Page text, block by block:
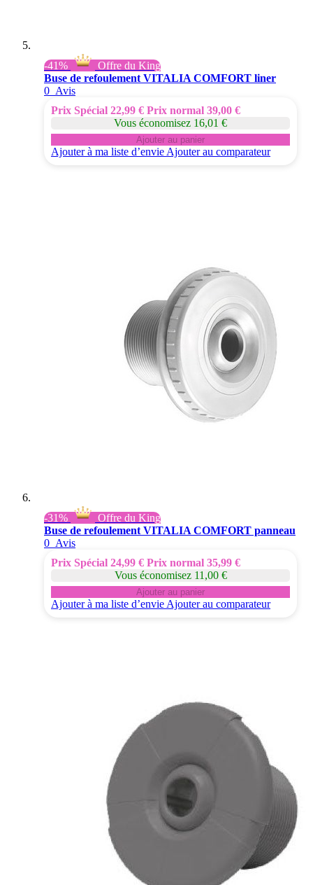
-41%
Offre du King
Buse de refoulement VITALIA COMFORT liner
0 Avis
Prix Spécial 22,99 € Prix normal 39,00 €
Vous économisez 16,01 €
Ajouter au panier
Ajouter à ma liste d’envie Ajouter au comparateur
-31%
Offre du King
Buse de refoulement VITALIA COMFORT panneau
0 Avis
Prix Spécial 24,99 € Prix normal 35,99 €
Vous économisez 11,00 €
Ajouter au panier
Ajouter à ma liste d’envie Ajouter au comparateur